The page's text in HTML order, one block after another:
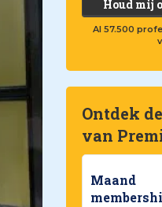
Houd mij
Al 57.500
Ontdek
van
Maand